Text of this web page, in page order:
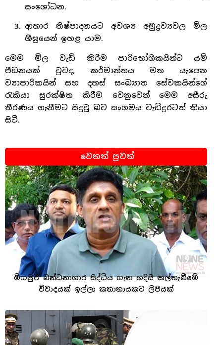
සංශෝධන.
ආහාර නිෂ්පාදනයට අවශ්‍ය අමුද්‍රව්‍යවල මිල
ශීඝ්‍රයෙන් ඉහළ යාම.
මෙම මිල වැඩි කිරීම පාරිභෝගිකයින්ට යම්
පීඩනයක් වුවද, කර්මාන්තය මත යැපෙන
ව්‍යාපාරිකයින් සහ දහස් සංඛ්‍යාත සේවකයින්ගේ
රැකියා සුරක්ෂිත කිරීම වෙනුවෙන් මෙම අසීරු
තීරණය ගැනීමට සිදුවූ බව සංගමය වැඩිදුරටත් කියා
සිටී.
වෙනත් පුවත්
මීගමුව බන්ධනාගාර සිද්ධිය ගැන හදිසි කල්තැබීමේ
විවාදයක් ඉල්ලා කතානායකට ලිපියක්